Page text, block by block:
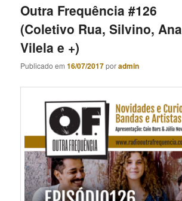
Outra Frequência #126
(Coletivo Rua, Silvino, Ana
Vilela e +)
Publicado em16/07/2017poradmin